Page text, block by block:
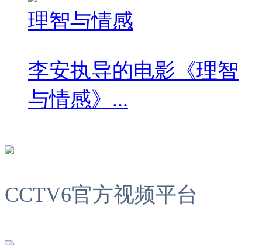
理智与情感
李安执导的电影《理智
与情感》...
CCTV6官方视频平台